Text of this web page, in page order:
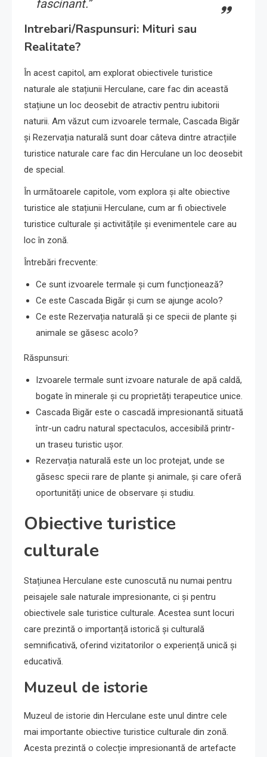
fascinant.”
Intrebari/Raspunsuri: Mituri sau
Realitate?
În acest capitol, am explorat obiectivele turistice
naturale ale stațiunii Herculane, care fac din această
stațiune un loc deosebit de atractiv pentru iubitorii
naturii. Am văzut cum izvoarele termale, Cascada Bigăr
și Rezervația naturală sunt doar câteva dintre atracțiile
turistice naturale care fac din Herculane un loc deosebit
de special.
În următoarele capitole, vom explora și alte obiective
turistice ale stațiunii Herculane, cum ar fi obiectivele
turistice culturale și activitățile și evenimentele care au
loc în zonă.
Întrebări frecvente:
Ce sunt izvoarele termale și cum funcționează?
Ce este Cascada Bigăr și cum se ajunge acolo?
Ce este Rezervația naturală și ce specii de plante și
animale se găsesc acolo?
Răspunsuri:
Izvoarele termale sunt izvoare naturale de apă caldă,
bogate în minerale și cu proprietăți terapeutice unice.
Cascada Bigăr este o cascadă impresionantă situată
într-un cadru natural spectaculos, accesibilă printr-
un traseu turistic ușor.
Rezervația naturală este un loc protejat, unde se
găsesc specii rare de plante și animale, și care oferă
oportunități unice de observare și studiu.
Obiective turistice
culturale
Stațiunea Herculane este cunoscută nu numai pentru
peisajele sale naturale impresionante, ci și pentru
obiectivele sale turistice culturale. Acestea sunt locuri
care prezintă o importanță istorică și culturală
semnificativă, oferind vizitatorilor o experiență unică și
educativă.
Muzeul de istorie
Muzeul de istorie din Herculane este unul dintre cele
mai importante obiective turistice culturale din zonă.
Acesta prezintă o colecție impresionantă de artefacte